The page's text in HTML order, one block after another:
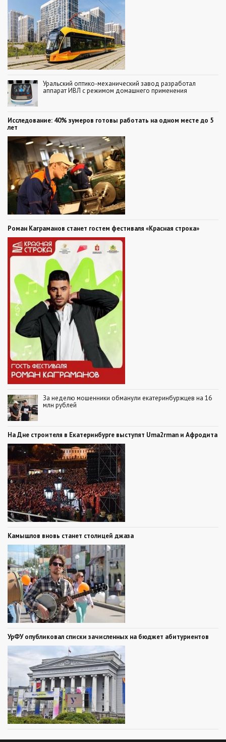
Уральский оптико-механический завод разработал
аппарат ИВЛ с режимом домашнего применения
Исследование: 40% зумеров готовы работать на одном месте до 5
лет
Роман Каграманов станет гостем фестиваля «Красная строка»
За неделю мошенники обманули екатеринбуржцев на 16
млн рублей
На Дне строителя в Екатеринбурге выступят Uma2rman и Афродита
Камышлов вновь станет столицей джаза
УрФУ опубликовал списки зачисленных на бюджет абитуриентов